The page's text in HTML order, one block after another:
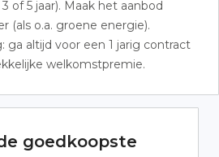
of 5 jaar). Maak het aanbod
(als o.a. groene energie).
ga altijd voor een 1 jarig contract
welkomstpremie.
goedkoopste